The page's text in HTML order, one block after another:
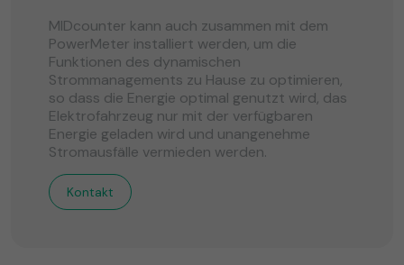
MIDcounter kann auch zusammen mit dem
PowerMeter installiert werden, um die
Funktionen des dynamischen
Strommanagements zu Hause zu optimieren,
so dass die Energie optimal genutzt wird, das
Elektrofahrzeug nur mit der verfügbaren
Energie geladen wird und unangenehme
Stromausfälle vermieden werden.
Kontakt